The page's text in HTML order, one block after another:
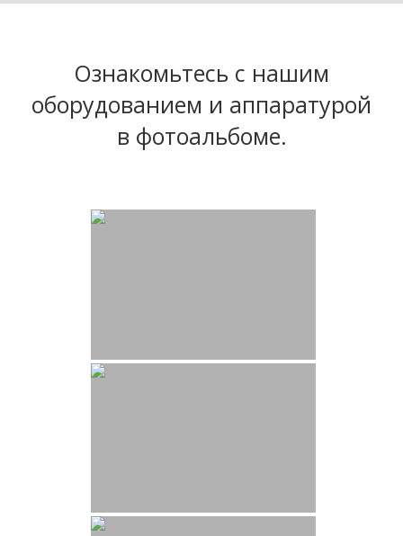
Ознакомьтесь с нашим
оборудованием и аппаратурой
в фотоальбоме.